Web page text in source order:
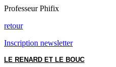
Professeur Phifix
retour
Inscription newsletter
LE RENARD ET LE BOUC